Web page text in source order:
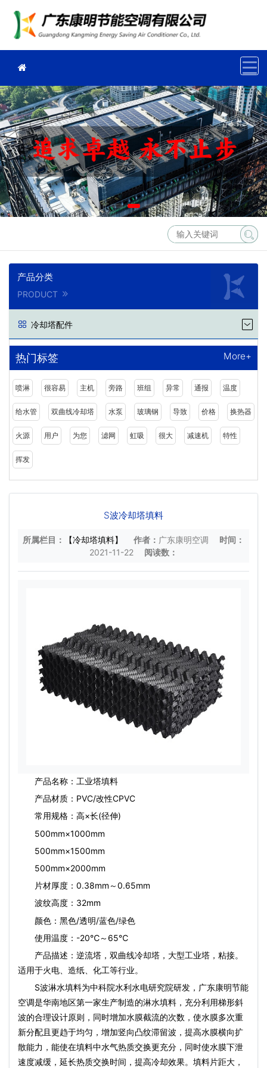
产品分类
PRODUCT
冷却塔配件
热门标签 More+
喷淋 很容易 主机 旁路 班组 异常 通报 温度
给水管 双曲线冷却塔 水泵 玻璃钢 导致 价格 换热器
火源 用户 为您 滤网 虹吸 很大 减速机 特性
挥发
S波冷却塔填料
所属栏目： 【冷却塔填料】 作者： 广东康明空调
时间：
2021-11-22
阅读数：
产品名称：工业塔填料
产品材质：PVC/改性CPVC
常用规格：高×长(径伸)
500mm×1000mm
500mm×1500mm
500mm×2000mm
片材厚度：0.38mm～0.65mm
波纹高度：32mm
颜色：黑色/透明/蓝色/绿色
使用温度：-20℃～65℃
产品描述：逆流塔，双曲线冷却塔，大型工业塔，粘接。
适用于火电、造纸、化工等行业。
S波淋水填料为中科院水利水电研究院研发，广东康明节能
空调是华南地区第一家生产制造的淋水填料，充分利用梯形斜
波的合理设计原则，同时增加水膜截流的次数，使水膜多次重
新分配且更趋于均匀，增加竖向凸纹滞留波，提高水膜横向扩
散能力，能使在填料中水气热质交换更充分，同时使水膜下泄
速度减缓，延长热质交换时间，提高冷却效果。填料片距大，